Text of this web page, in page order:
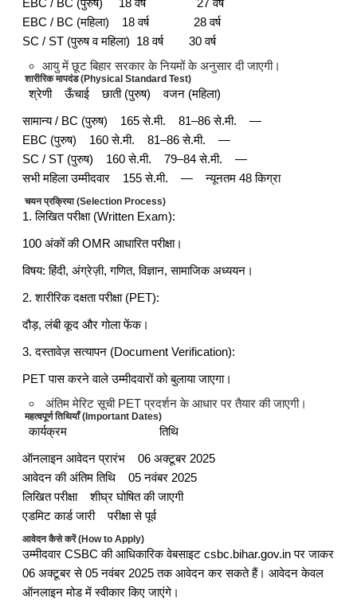
EBC / BC (महिला) 18 वर्ष 28 वर्ष
SC / ST (पुरुष व महिला) 18 वर्ष 30 वर्ष
आयु में छूट बिहार सरकार के नियमों के अनुसार दी जाएगी।
शारीरिक मापदंड (Physical Standard Test)
श्रेणी ऊँचाई छाती (पुरुष) वजन (महिला)
सामान्य / BC (पुरुष) 165 से.मी. 81–86 से.मी. —
EBC (पुरुष) 160 से.मी. 81–86 से.मी. —
SC / ST (पुरुष) 160 से.मी. 79–84 से.मी. —
सभी महिला उम्मीदवार 155 से.मी. — न्यूनतम 48 किग्रा
चयन प्रक्रिया (Selection Process)
1. लिखित परीक्षा (Written Exam):
100 अंकों की OMR आधारित परीक्षा।
विषय: हिंदी, अंग्रेज़ी, गणित, विज्ञान, सामाजिक अध्ययन।
2. शारीरिक दक्षता परीक्षा (PET):
दौड़, लंबी कूद और गोला फेंक।
3. दस्तावेज़ सत्यापन (Document Verification):
PET पास करने वाले उम्मीदवारों को बुलाया जाएगा।
अंतिम मेरिट सूची PET प्रदर्शन के आधार पर तैयार की जाएगी।
महत्वपूर्ण तिथियाँ (Important Dates)
कार्यक्रम तिथि
ऑनलाइन आवेदन प्रारंभ 06 अक्टूबर 2025
आवेदन की अंतिम तिथि 05 नवंबर 2025
लिखित परीक्षा शीघ्र घोषित की जाएगी
एडमिट कार्ड जारी परीक्षा से पूर्व
आवेदन कैसे करें (How to Apply)
उम्मीदवार CSBC की आधिकारिक वेबसाइट csbc.bihar.gov.in पर जाकर
06 अक्टूबर से 05 नवंबर 2025 तक आवेदन कर सकते हैं। आवेदन केवल
ऑनलाइन मोड में स्वीकार किए जाएंगे।